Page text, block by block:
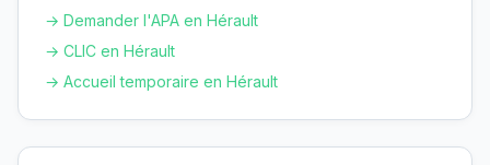
→ Demander l'APA en Hérault
→ CLIC en Hérault
→ Accueil temporaire en Hérault